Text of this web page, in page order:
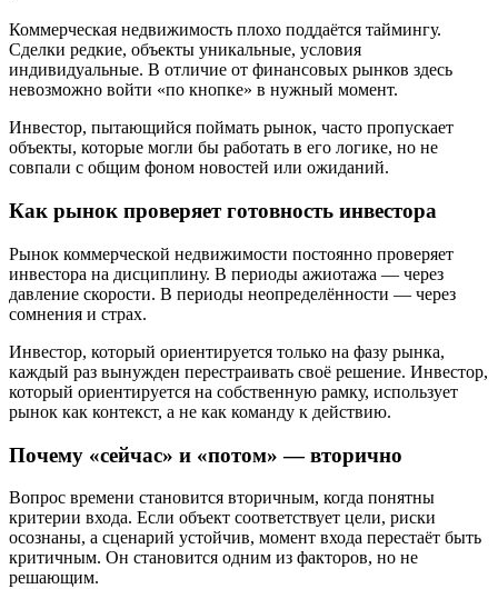
Коммерческая недвижимость плохо поддаётся таймингу.
Сделки редкие, объекты уникальные, условия
индивидуальные. В отличие от финансовых рынков здесь
невозможно войти «по кнопке» в нужный момент.
Инвестор, пытающийся поймать рынок, часто пропускает
объекты, которые могли бы работать в его логике, но не
совпали с общим фоном новостей или ожиданий.
Как рынок проверяет готовность инвестора
Рынок коммерческой недвижимости постоянно проверяет
инвестора на дисциплину. В периоды ажиотажа — через
давление скорости. В периоды неопределённости — через
сомнения и страх.
Инвестор, который ориентируется только на фазу рынка,
каждый раз вынужден перестраивать своё решение. Инвестор,
который ориентируется на собственную рамку, использует
рынок как контекст, а не как команду к действию.
Почему «сейчас» и «потом» — вторично
Вопрос времени становится вторичным, когда понятны
критерии входа. Если объект соответствует цели, риски
осознаны, а сценарий устойчив, момент входа перестаёт быть
критичным. Он становится одним из факторов, но не
решающим.